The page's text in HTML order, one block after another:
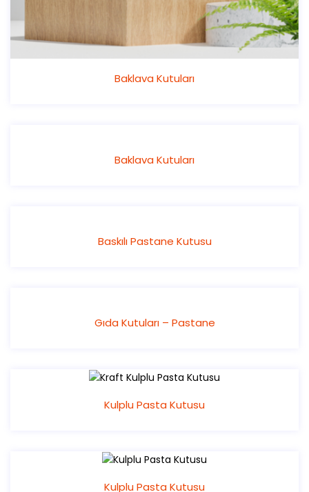
Baklava Kutuları
Baklava Kutuları
Baskılı Pastane Kutusu
Gıda Kutuları – Pastane
Kulplu Pasta Kutusu
Kulplu Pasta Kutusu